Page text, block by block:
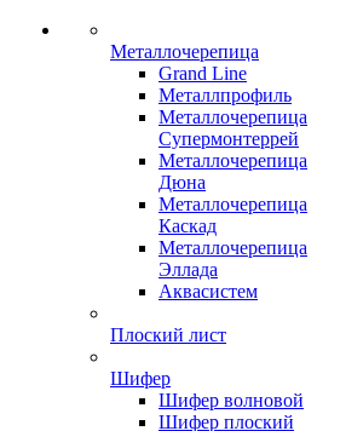
Металлочерепица
Grand Line
Металлпрофиль
Металлочерепица
Супермонтеррей
Металлочерепица
Дюна
Металлочерепица
Каскад
Металлочерепица
Эллада
Аквасистем
Плоский лист
Шифер
Шифер волновой
Шифер плоский